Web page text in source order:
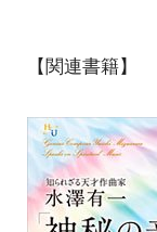
【関連書籍】